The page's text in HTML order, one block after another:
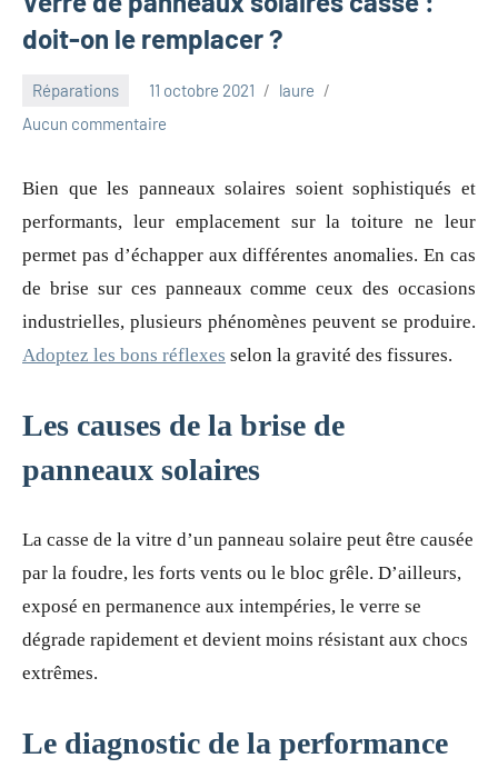
doit-on le remplacer ?
Réparations 11 octobre 2021
laure
Aucun commentaire
Bien que les panneaux solaires soient sophistiqués et
performants, leur emplacement sur la toiture ne leur
permet pas d’échapper aux différentes anomalies. En cas
de brise sur ces panneaux comme ceux des occasions
industrielles, plusieurs phénomènes peuvent se produire.
Adoptez les bons réflexes selon la gravité des fissures.
Les causes de la brise de
panneaux solaires
La casse de la vitre d’un panneau solaire peut être causée
par la foudre, les forts vents ou le bloc grêle. D’ailleurs,
exposé en permanence aux intempéries, le verre se
dégrade rapidement et devient moins résistant aux chocs
extrêmes.
Le diagnostic de la performance